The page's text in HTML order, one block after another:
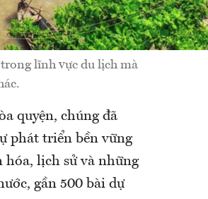
lĩnh vực du lịch mà
quyện, chúng đã
phát triển bền vững
lịch sử và những
gần 500 bài dự